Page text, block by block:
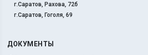
г.Саратов, Рахова, 72б
г.Саратов, Гоголя, 69
ДОКУМЕНТЫ